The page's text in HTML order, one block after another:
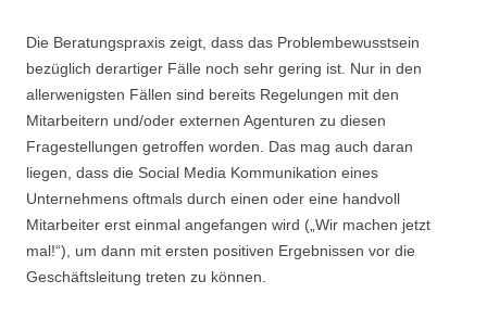
Die Beratungspraxis zeigt, dass das Problembewusstsein
bezüglich derartiger Fälle noch sehr gering ist. Nur in den
allerwenigsten Fällen sind bereits Regelungen mit den
Mitarbeitern und/oder externen Agenturen zu diesen
Fragestellungen getroffen worden. Das mag auch daran
liegen, dass die Social Media Kommunikation eines
Unternehmens oftmals durch einen oder eine handvoll
Mitarbeiter erst einmal angefangen wird („Wir machen jetzt
mal!“), um dann mit ersten positiven Ergebnissen vor die
Geschäftsleitung treten zu können.